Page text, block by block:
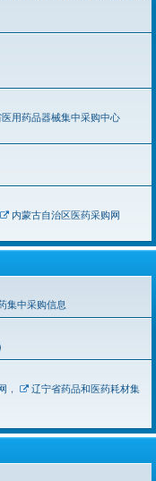
用药品器械集中采购中心
内蒙古自治区医药采购网
集中采购信息
，
辽宁省药品和医药耗材集